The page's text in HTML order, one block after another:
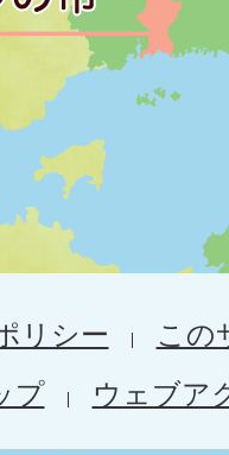
リシー
この
プ
ウェブア